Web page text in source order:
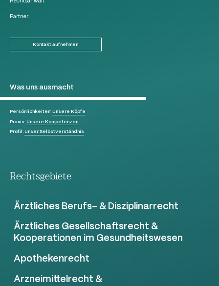
Partner
Kontakt aufnehmen
Was uns ausmacht
Persönlichkeiten:Unsere Köpfe
Praxis:Unsere Kompetenzen
Profil:Unser Selbstverständnis
Rechtsgebiete
Ärztliches Berufs- & Disziplinarrecht
Ärztliches Gesellschaftsrecht &
Kooperationen im Gesundheitswesen
Apothekenrecht
Arzneimittelrecht &